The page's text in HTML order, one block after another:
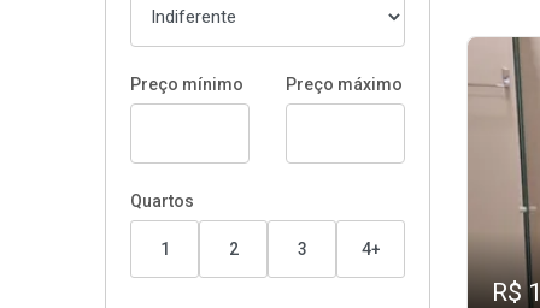
Preço mínimo Preço máximo
Quartos
1 2 3 4+
R$